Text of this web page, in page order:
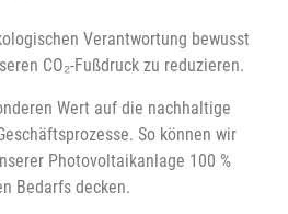
Verantwortung bewusst
CO₂-Fußdruck zu reduzieren.
Wert auf die nachhaltige
So können wir
Photovoltaikanlage 100 %
Bedarfs decken.